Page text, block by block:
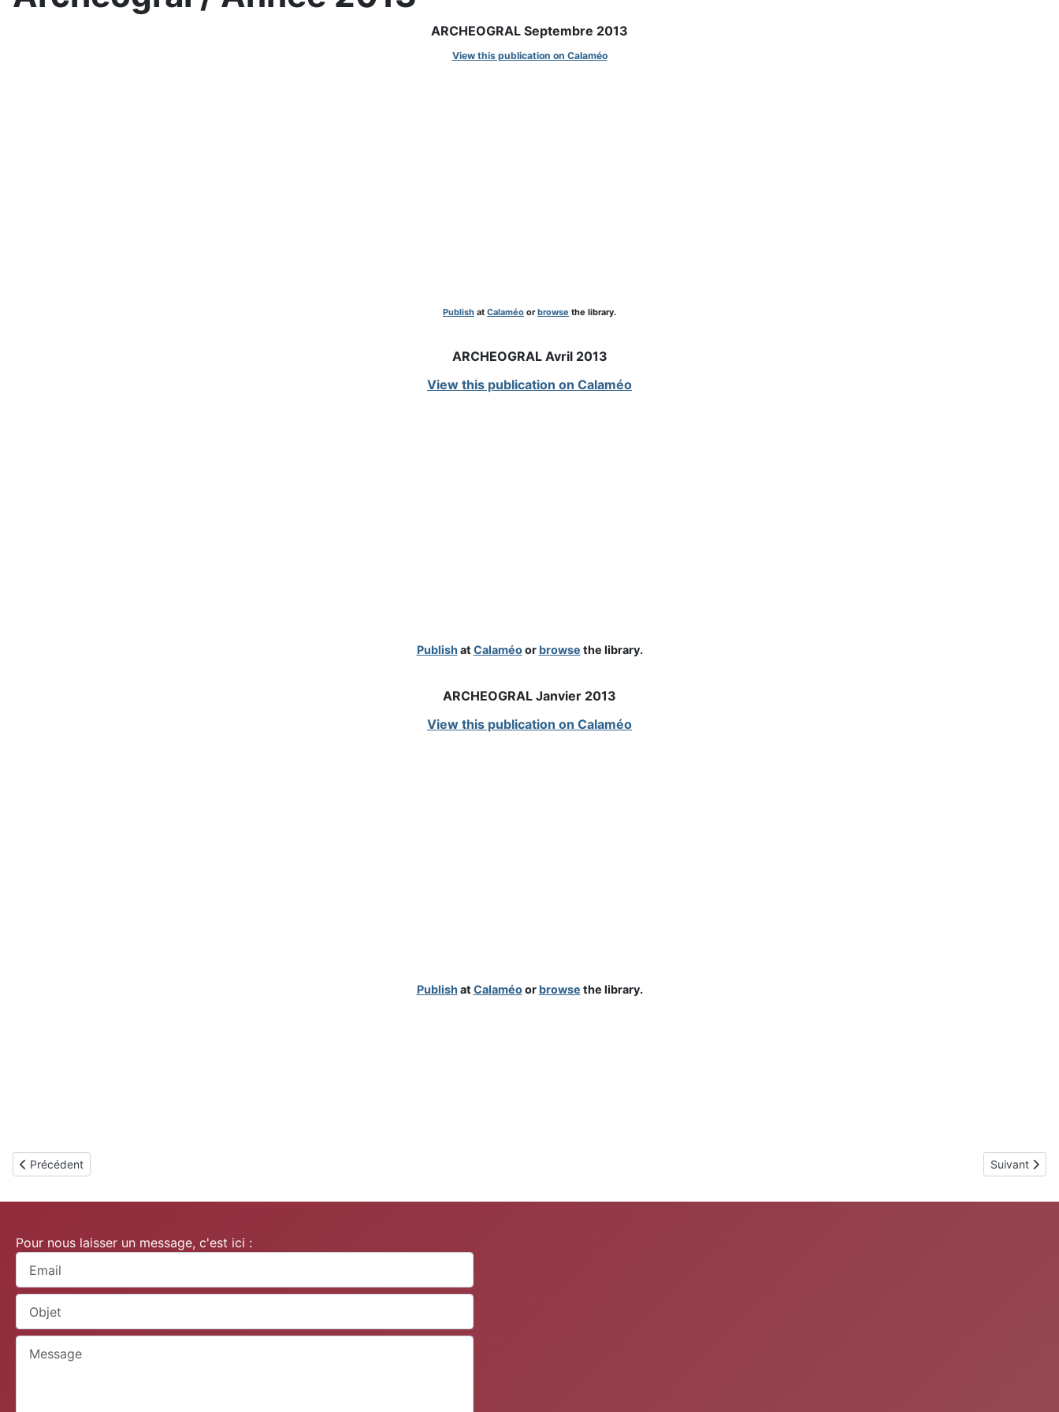
ARCHEOGRAL Septembre 2013
View this publication on Calaméo
Publish at Calaméo orbrowse the library.
ARCHEOGRAL Avril 2013
View this publication on Calaméo
Publishat Calaméoor browse the library.
ARCHEOGRAL Janvier 2013
View this publication on Calaméo
Publishat Calaméoor browse the library.
Article précédent : Archéogral / Année 2014
Précédent Article
Suivant
Pour nous laisser un message, c'est ici :